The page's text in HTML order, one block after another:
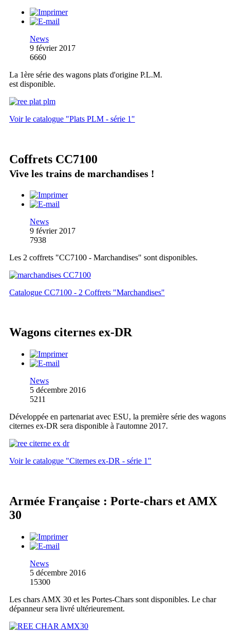
News
9 février 2017
6660
La 1ère série des wagons plats d'origine P.L.M.
est disponible.
Voir le catalogue "Plats PLM - série 1"
Coffrets CC7100
Vive les trains de marchandises !
News
9 février 2017
7938
Les 2 coffrets "CC7100 - Marchandises" sont disponibles.
Catalogue CC7100 - 2 Coffrets "Marchandises"
Wagons citernes ex-DR
News
5 décembre 2016
5211
Développée en partenariat avec ESU, la première série des wagons
citernes ex-DR sera disponible à l'automne 2017.
Voir le catalogue "Citernes ex-DR - série 1"
Armée Française : Porte-chars et AMX
30
News
5 décembre 2016
15300
Les chars AMX 30 et les Portes-Chars sont disponibles. Le char
dépanneur sera livré ultérieurement.